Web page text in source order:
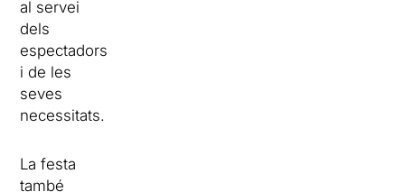
al servei
dels
espectadors
i de les
seves
necessitats.
La festa
també